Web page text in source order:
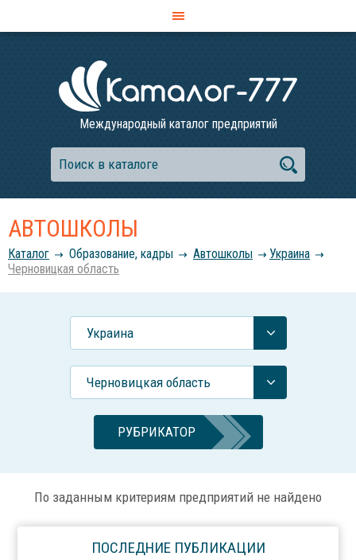
Международный каталог предприятий
АВТОШКОЛЫ
Каталог Образование, кадры Автошколы
Украина
Черновицкая область
Украина
Черновицкая область
РУБРИКАТОР
По заданным критериям предприятий не найдено
ПОСЛЕДНИЕ ПУБЛИКАЦИИ